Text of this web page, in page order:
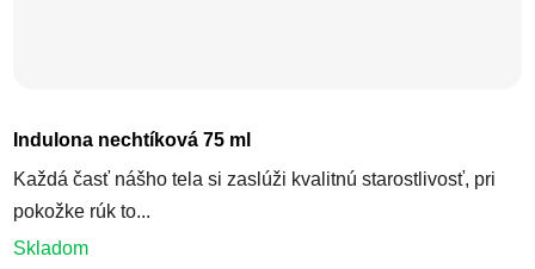
Indulona nechtíková 75 ml
Každá časť nášho tela si zaslúži kvalitnú starostlivosť, pri
pokožke rúk to...
Skladom